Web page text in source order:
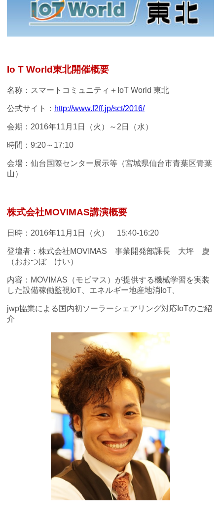
Io T World東北開催概要
名称：スマートコミュニティ＋IoT World 東北
公式サイト： http://www.f2ff.jp/sct/2016/
会期：2016年11月1日（火）～2日（水）
時間：9:20～17:10
会場：仙台国際センター展示等（宮城県仙台市青葉区青葉
山）
株式会社MOVIMAS講演概要
日時：2016年11月1日（火） 15:40-16:20
登壇者：株式会社MOVIMAS 事業開発部課長 大坪 慶
（おおつぼ けい）
内容：MOVIMAS（モビマス）が提供する機械学習を実装
した設備稼働監視IoT、エネルギー地産地消IoT、
jwp協業による国内初ソーラーシェアリング対応IoTのご紹
介